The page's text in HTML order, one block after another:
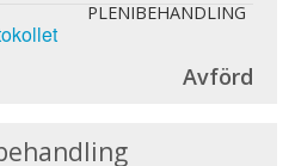
PLENIBEHANDLING
Avförd